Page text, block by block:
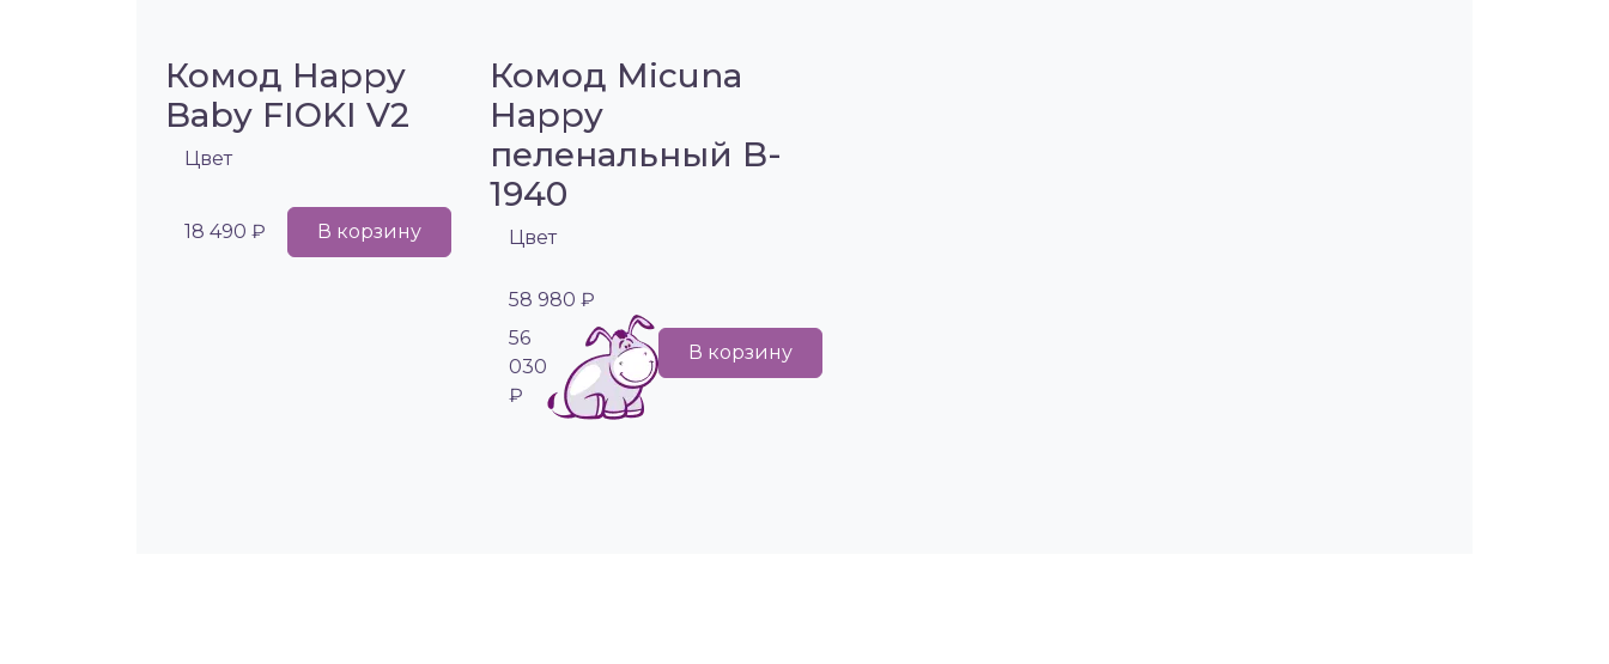
Комод Happy
Baby FIOKI V2
Цвет
18 490 ₽ В корзину
Комод Micuna
Happy
пеленальный B-
1940
Цвет
58 980 ₽
56
030
₽
В корзину